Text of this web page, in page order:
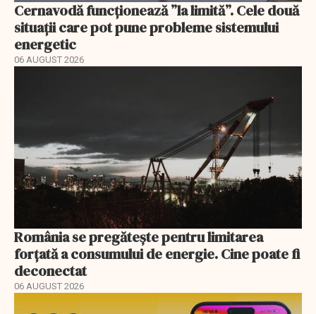
Cernavodă funcționează ”la limită”. Cele două
situații care pot pune probleme sistemului
energetic
06 AUGUST 2026
România se pregătește pentru limitarea
forțată a consumului de energie. Cine poate fi
deconectat
06 AUGUST 2026